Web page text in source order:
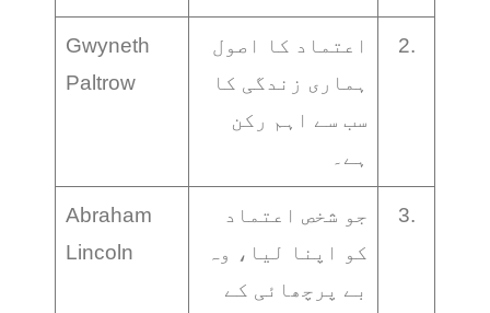
Gwyneth
Paltrow
اعتماد کا اصول
ہماری زندگی کا
سب سے اہم رکن
ہے۔
2.
Abraham
Lincoln
جو شخص اعتماد
کو اپنا لیا، وہ
بے پرچھائی کے
3.